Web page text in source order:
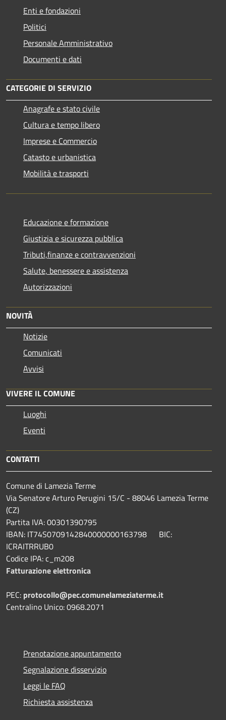
Enti e fondazioni
Politici
Personale Amministrativo
Documenti e dati
CATEGORIE DI SERVIZIO
Anagrafe e stato civile
Cultura e tempo libero
Imprese e Commercio
Catasto e urbanistica
Mobilità e trasporti
Educazione e formazione
Giustizia e sicurezza pubblica
Tributi,finanze e contravvenzioni
Salute, benessere e assistenza
Autorizzazioni
NOVITÀ
Notizie
Comunicati
Avvisi
VIVERE IL COMUNE
Luoghi
Eventi
CONTATTI
Comune di Lamezia Terme
Via Senatore Arturo Perugini 15/C - 88046 Lamezia Terme
(CZ)
Partita IVA: 00301390795
IBAN: IT74S0709142840000000163798 BIC:
ICRAITRRUB0
Codice IPA: c_m208
Fatturazione elettronica
PEC: protocollo@pec.comunelameziaterme.it
Centralino Unico: 0968.2071
Prenotazione appuntamento
Segnalazione disservizio
Leggi le FAQ
Richiesta assistenza